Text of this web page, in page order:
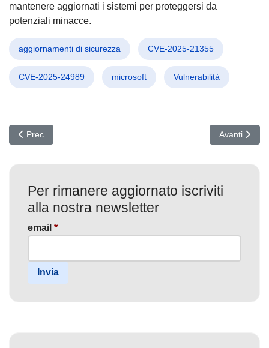
mantenere aggiornati i sistemi per proteggersi da
potenziali minacce.
aggiornamenti di sicurezza CVE-2025-21355
CVE-2025-24989 microsoft Vulnerabilità
Articolo precedente: Penetration Testing: La Rivoluzione da 5
Prec Articolo
Avanti
Per rimanere aggiornato iscriviti
alla nostra newsletter
email *
Invia